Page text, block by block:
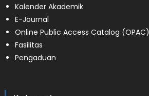
Kalender Akademik
E-Journal
Online Public Access Catalog (OPAC)
Fasilitas
Pengaduan